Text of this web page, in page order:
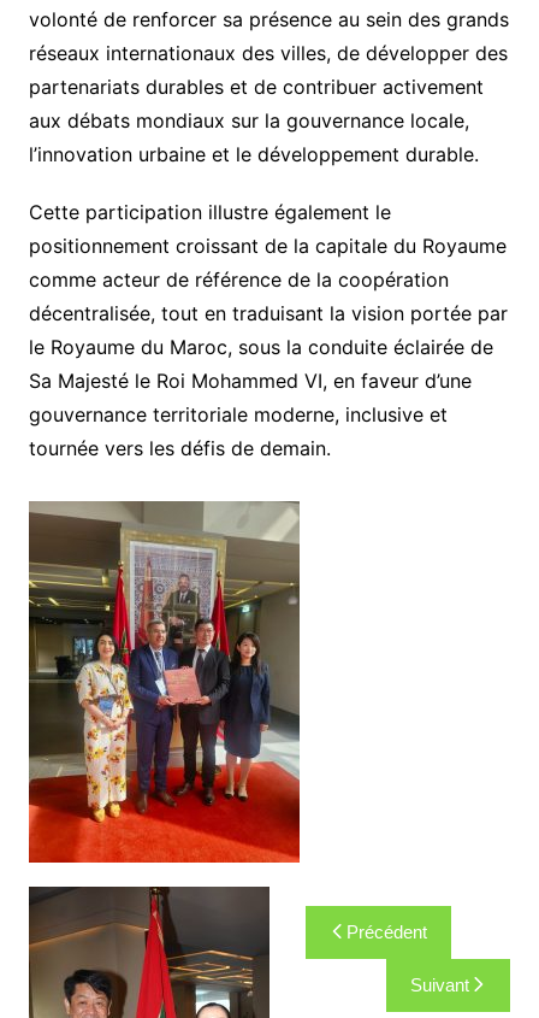
volonté de renforcer sa présence au sein des grands
réseaux internationaux des villes, de développer des
partenariats durables et de contribuer activement
aux débats mondiaux sur la gouvernance locale,
l’innovation urbaine et le développement durable.
Cette participation illustre également le
positionnement croissant de la capitale du Royaume
comme acteur de référence de la coopération
décentralisée, tout en traduisant la vision portée par
le Royaume du Maroc, sous la conduite éclairée de
Sa Majesté le Roi Mohammed VI, en faveur d’une
gouvernance territoriale moderne, inclusive et
tournée vers les défis de demain.
Navigation
de
l’article
Précédent
Suivant